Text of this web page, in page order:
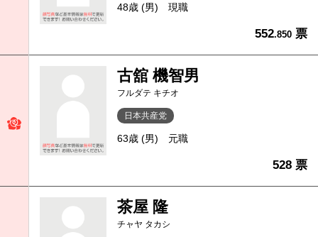
48歳 (男) 現職
552.850 票
古舘 機智男
フルダテ キチオ
日本共産党
63歳 (男) 元職
528 票
茶屋 隆
チャヤ タカシ